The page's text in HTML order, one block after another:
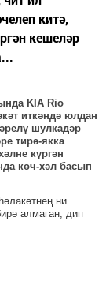
китә,
кешеләр
KIA Rio
иткәндә юлдан
шулкадәр
тирә-якка
күргән
көч-хәл басып
ни
алмаган, дип